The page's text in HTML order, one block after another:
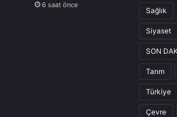
6 saat önce
Sağlık
Siyaset
SON
Tarım
Türkiye
Çevre